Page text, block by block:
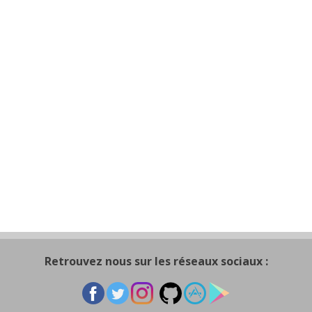
Retrouvez nous sur les réseaux sociaux :